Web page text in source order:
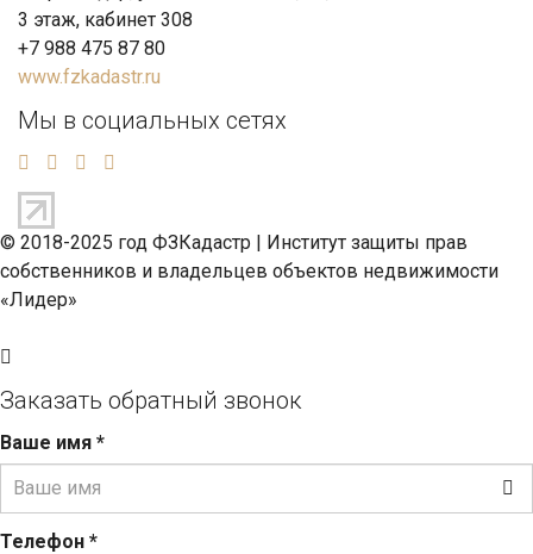
3 этаж, кабинет 308
+7 988 475 87 80
www.fzkadastr.ru
Мы в социальных сетях
© 2018-2025 год ФЗКадастр | Институт защиты прав
собственников и владельцев объектов недвижимости
«Лидер»
Заказать обратный звонок
Ваше имя *
Телефон *